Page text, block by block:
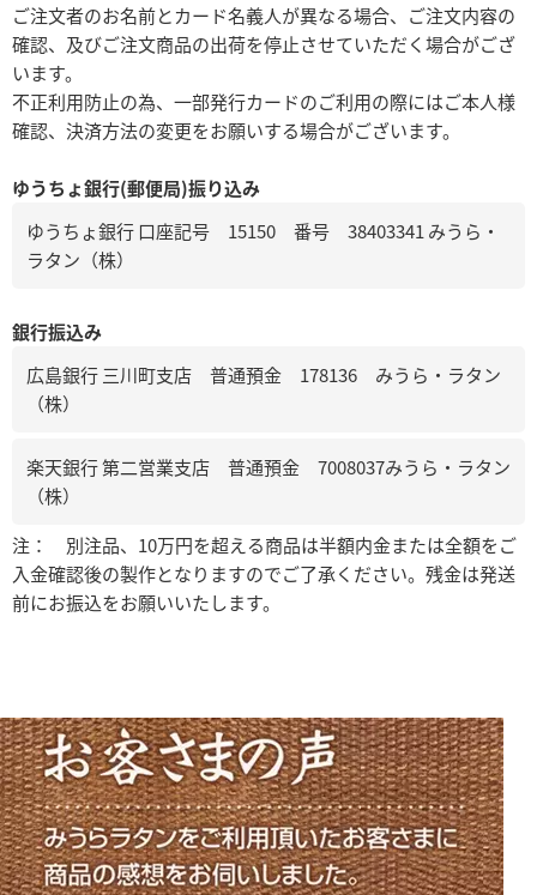
ご注文者のお名前とカード名義人が異なる場合、ご注文内容の
確認、及びご注文商品の出荷を停止させていただく場合がござ
います。
不正利用防止の為、一部発行カードのご利用の際にはご本人様
確認、決済方法の変更をお願いする場合がございます。
ゆうちょ銀行(郵便局)振り込み
ゆうちょ銀行 口座記号 15150 番号 38403341 みうら・
ラタン（株）
銀行振込み
広島銀行 三川町支店 普通預金 178136 みうら・ラタン
（株）
楽天銀行 第二営業支店 普通預金 7008037みうら・ラタン
（株）
注： 別注品、10万円を超える商品は半額内金または全額をご
入金確認後の製作となりますのでご了承ください。残金は発送
前にお振込をお願いいたします。